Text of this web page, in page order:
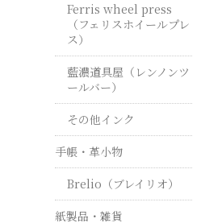
Ferris wheel press
（フェリスホイールプレ
ス）
藍濃道具屋（レンノンツ
ールバー）
その他インク
手帳・革小物
Brelio（ブレイリオ）
紙製品・雑貨